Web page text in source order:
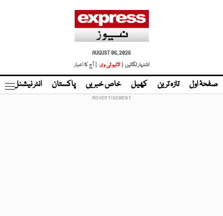
AUGUST 06, 2026
اشتہار لگائیں |
لائیو ٹی وی | آج کا اخبار
صفحۂ اول تازہ ترین کھیل خاص خبریں پاکستان انٹر نیشنل